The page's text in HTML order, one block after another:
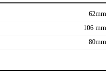
62mm
106 mm
80mm